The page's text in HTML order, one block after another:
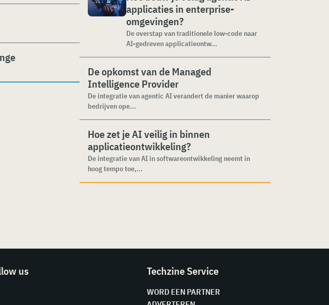
applicaties in enterprise-
omgevingen?
De overstap van traditionele low-code naar
AI-gedreven applicatieontw...
De opkomst van de Managed
Intelligence Provider
De integratie van agentic AI verandert de manier waarop
bedrijven ope...
Hoe zet je AI veilig in binnen
applicatieontwikkeling?
De integratie van AI in softwareontwikkeling neemt in
hoog tempo toe,...
us Techzine Service
WORD EEN PARTNER